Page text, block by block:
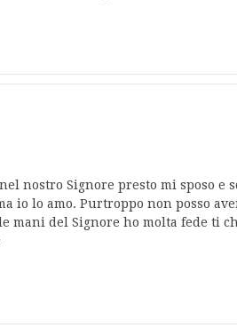
nostro Signore presto mi sposo e
io lo amo. Purtroppo non posso
mani del Signore ho molta fede ti